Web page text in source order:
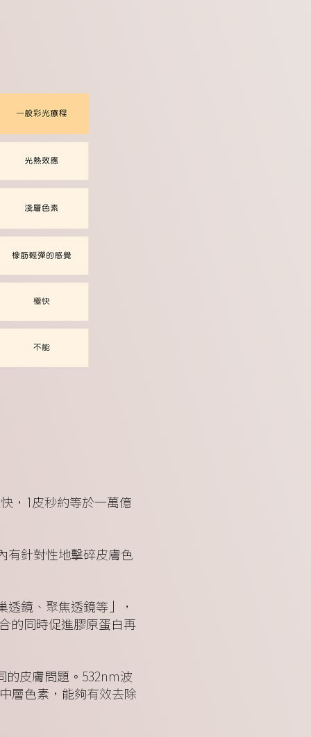
，1皮秒約等於一萬億
有針對性地擊碎皮膚色
鏡、聚焦透鏡等」，
的同時促進膠原蛋白再
的皮膚問題。532nm波
層色素，能夠有效去除